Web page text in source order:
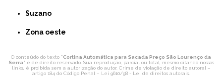
Suzano
Zona oeste
O conteúdo do texto "Cortina Automática para Sacada Preço São Lourenço da
Serra" é de direito reservado. Sua reprodução, parcial ou total, mesmo citando nossos
links, é proibida sem a autorização do autor. Crime de violação de direito autoral –
artigo 184 do Código Penal – Lei 9610/98 - Lei de direitos autorais.